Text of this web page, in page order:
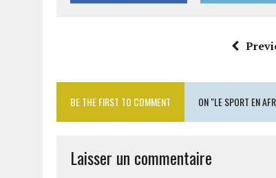
BE THE FIRST TO COMMENT ON "LE SPORT EN
Laisser un commentaire